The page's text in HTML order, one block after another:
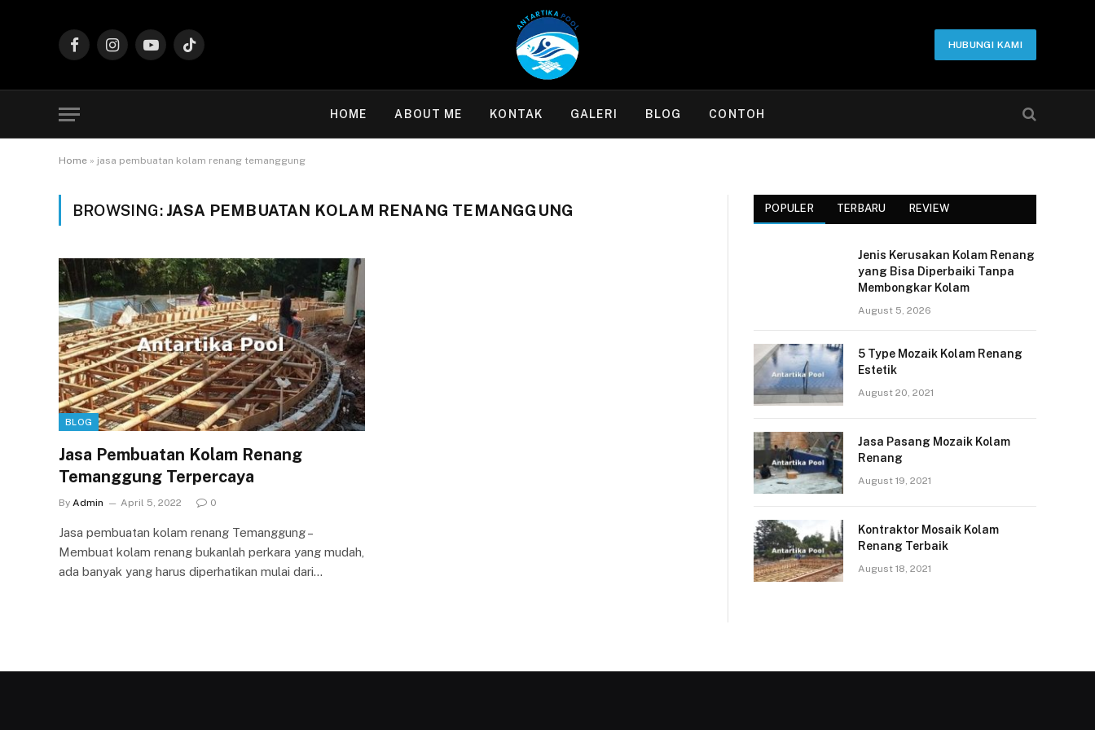
FacebookInstagramYouTubeTikTok
HUBUNGI KAMI
HOME ABOUT ME KONTAK GALERI BLOG CONTOH
Home » jasa pembuatan kolam renang temanggung
BROWSING: JASA PEMBUATAN KOLAM RENANG TEMANGGUNG
BLOG
Jasa Pembuatan Kolam Renang
Temanggung Terpercaya
By Admin April 5, 2022 0
Jasa pembuatan kolam renang Temanggung –
Membuat kolam renang bukanlah perkara yang mudah,
ada banyak yang harus diperhatikan mulai dari…
POPULER TERBARU REVIEW
Jenis Kerusakan Kolam Renang
yang Bisa Diperbaiki Tanpa
Membongkar Kolam
August 5, 2026
5 Type Mozaik Kolam Renang
Estetik
August 20, 2021
Jasa Pasang Mozaik Kolam
Renang
August 19, 2021
Kontraktor Mosaik Kolam
Renang Terbaik
August 18, 2021